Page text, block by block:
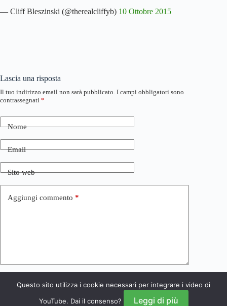
— Cliff Bleszinski (@therealcliffyb) 10 Ottobre 2015
Lascia una risposta
Il tuo indirizzo email non sarà pubblicato. I campi obbligatori sono
contrassegnati *
Nome
Email
Sito web
Aggiungi commento *
Invia commento
Questo sito utilizza i cookie necessari per integrare i video di
YouTube. Dai il consenso?
Leggi di più